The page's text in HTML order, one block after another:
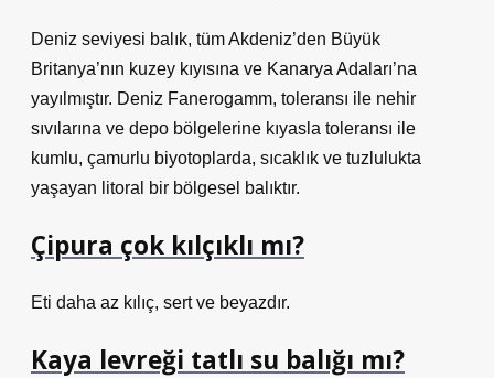
Deniz seviyesi balık, tüm Akdeniz’den Büyük
Britanya’nın kuzey kıyısına ve Kanarya Adaları’na
yayılmıştır. Deniz Fanerogamm, toleransı ile nehir
sıvılarına ve depo bölgelerine kıyasla toleransı ile
kumlu, çamurlu biyotoplarda, sıcaklık ve tuzlulukta
yaşayan litoral bir bölgesel balıktır.
Çipura çok kılçıklı mı?
Eti daha az kılıç, sert ve beyazdır.
Kaya levreği tatlı su balığı mı?